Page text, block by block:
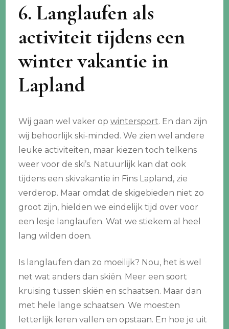
6. Langlaufen als
activiteit tijdens een
winter vakantie in
Lapland
Wij gaan wel vaker opwintersport. En dan zijn
wij behoorlijk ski-minded. We zien wel andere
leuke activiteiten, maar kiezen toch telkens
weer voor de ski’s. Natuurlijk kan dat ook
tijdens een skivakantie in Fins Lapland, zie
verderop. Maar omdat de skigebieden niet zo
groot zijn, hielden we eindelijk tijd over voor
een lesje langlaufen. Wat we stiekem al heel
lang wilden doen.
Is langlaufen dan zo moeilijk? Nou, het is wel
net wat anders dan skiën. Meer een soort
kruising tussen skiën en schaatsen. Maar dan
met hele lange schaatsen. We moesten
letterlijk leren vallen en opstaan. En hoe je uit